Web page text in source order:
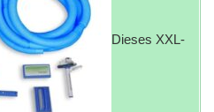
Dieses XXL-